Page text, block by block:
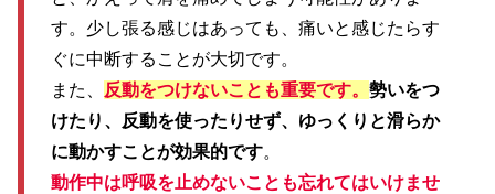
す。少し張る感じはあっても、痛いと感じたらす
ぐに中断することが大切です。
また、
反動をつけないことも重要です。 勢いをつ
けたり、反動を使ったりせず、ゆっくりと滑らか
に動かすことが効果的です。
動作中は呼吸を止めないことも忘れてはいけませ